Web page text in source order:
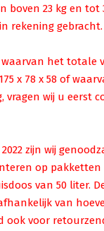
boven 23 kg en tot
rekening gebracht.
waarvan het totale
x 78 x 58 of
vragen wij u eerst
zijn wij
op pakketten
van 50 liter.
van
ook voor